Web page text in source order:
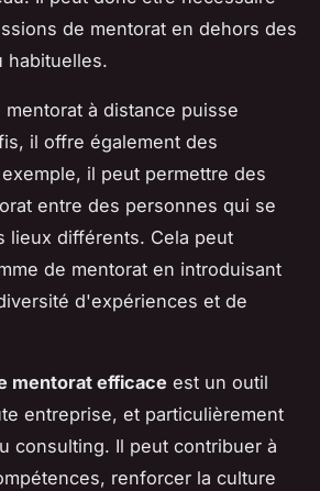
de mentorat en dehors des
habituelles.
à distance puisse
il offre également des
il peut permettre des
entre des personnes qui se
lieux différents. Cela peut
de mentorat en introduisant
d'expériences et de
mentorat efficace est un outil
entreprise, et particulièrement
consulting. Il peut contribuer à
renforcer la culture